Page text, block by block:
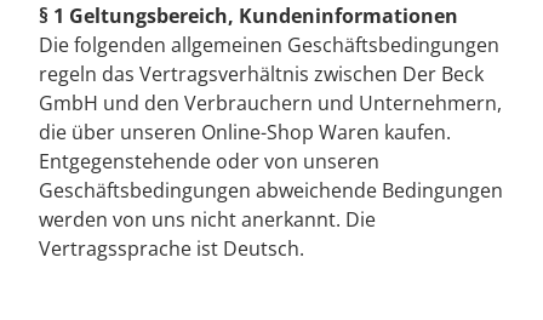
§ 1 Geltungsbereich, Kundeninformationen
Die folgenden allgemeinen Geschäftsbedingungen
regeln das Vertragsverhältnis zwischen Der Beck
GmbH und den Verbrauchern und Unternehmern,
die über unseren Online-Shop Waren kaufen.
Entgegenstehende oder von unseren
Geschäftsbedingungen abweichende Bedingungen
werden von uns nicht anerkannt. Die
Vertragssprache ist Deutsch.